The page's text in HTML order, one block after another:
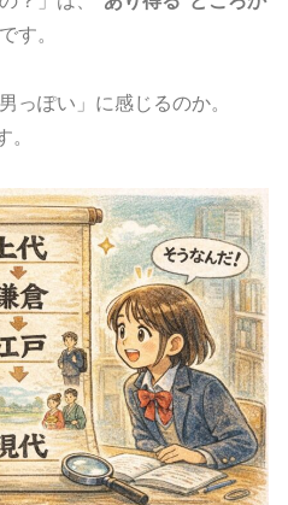
す。
っぽい」に感じるのか。